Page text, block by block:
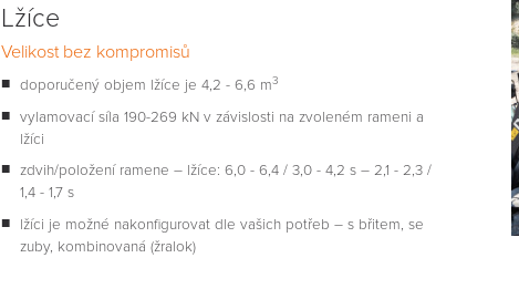
Lžíce
Velikost bez kompromisů
doporučený objem lžíce je 4,2 - 6,6 m3
vylamovací síla 190-269 kN v závislosti na zvoleném rameni a
lžíci
zdvih/položení ramene – lžíce: 6,0 - 6,4 / 3,0 - 4,2 s – 2,1 - 2,3 /
1,4 - 1,7 s
lžíci je možné nakonfigurovat dle vašich potřeb – s břitem, se
zuby, kombinovaná (žralok)